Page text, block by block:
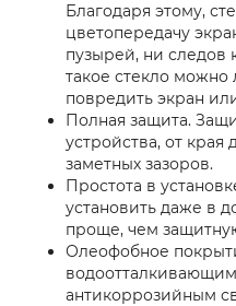
Благодаря этому,
цветопередачу
пузырей, ни следов
такое стекло можно
повредить экран
Полная защита.
устройства, от края
заметных зазоров.
Простота в
установить даже в
проще, чем
Олеофобное
антикоррозийным